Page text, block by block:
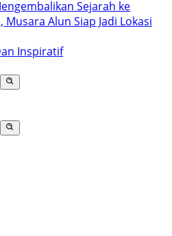
Sejarah ke
Alun Siap Jadi Lokasi